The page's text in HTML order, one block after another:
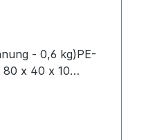
- 0,6 kg)PE-
80 x 40 x 10